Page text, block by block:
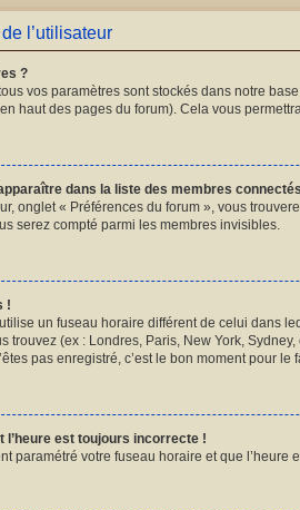
l’utilisateur
?
vos paramètres sont stockés dans notre
haut des pages du forum). Cela vous
dans la liste des membres
onglet « Préférences du forum », vous
serez compté parmi les membres invisibles.
!
un fuseau horaire différent de celui dans
trouvez (ex : Londres, Paris, New York,
pas enregistré, c’est le bon moment pour le
l’heure est toujours incorrecte !
paramétré votre fuseau horaire et que